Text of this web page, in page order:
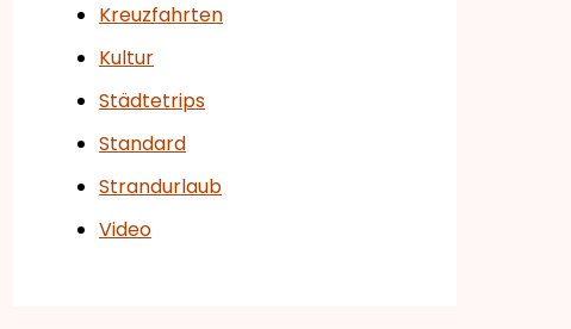
Kreuzfahrten
Kultur
Städtetrips
Standard
Strandurlaub
Video